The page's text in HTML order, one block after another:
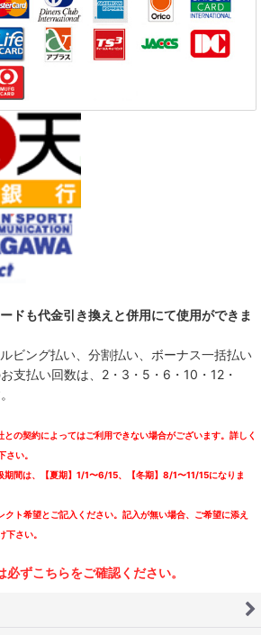
も代金引き換えと併用にて使用ができま
ング払い、分割払い、ボーナス一括払い
支払い回数は、2・3・5・6・10・12・
契約によってはご利用できない場合がございます。詳しく
い。
は、【夏期】1/1〜6/15、【冬期】8/1〜11/15になりま
希望とご記入ください。記入が無い場合、ご希望に添え
さい。
ずこちらをご確認ください。